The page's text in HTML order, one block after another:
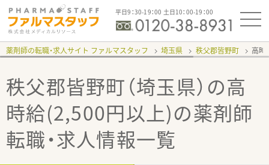
平日9：30-19：00 土日10：00-19：00
薬剤師の転職・求人サイト ファルマスタッフ 埼玉県 秩父郡皆野町 高時
秩父郡皆野町（埼玉県）の高
時給(2,500円以上)の薬剤師
転職・求人情報一覧